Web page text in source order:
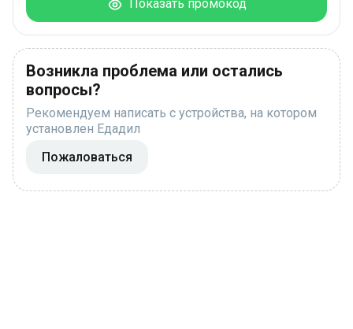
Показать промокод
Возникла проблема или остались
вопросы?
Рекомендуем написать с устройства, на котором
установлен Едадил
Пожаловаться